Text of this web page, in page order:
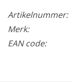
Artikelnummer:
Merk:
EAN code: